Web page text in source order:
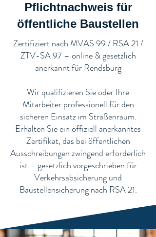
Pflichtnachweis für
öffentliche Baustellen​
​Zertifiziert nach MVAS 99 / RSA 21 /
ZTV-SA 97 – online & gesetzlich
anerkannt für Rendsburg
Wir qualifizieren Sie oder Ihre
Mitarbeiter professionell für den
sicheren Einsatz im Straßenraum.
Erhalten Sie ein offiziell anerkanntes
Zertifikat, das bei öffentlichen
Ausschreibungen zwingend erforderlich
ist – gesetzlich vorgeschrieben für
Verkehrsabsicherung und
Baustellensicherung nach RSA 21.